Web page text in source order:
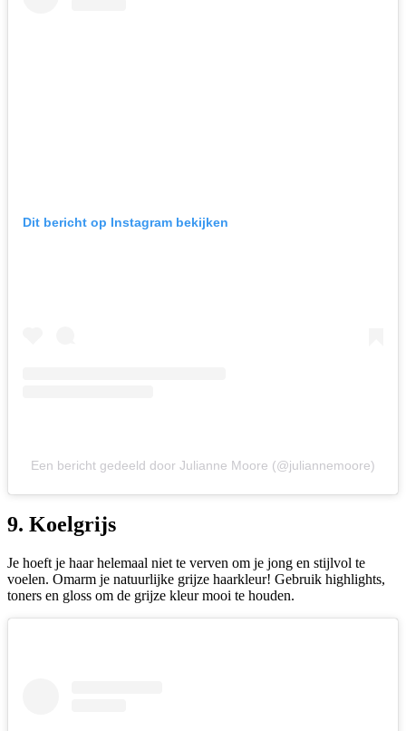
Dit bericht op Instagram bekijken
Een bericht gedeeld door Julianne Moore (@juliannemoore)
9. Koelgrijs
Je hoeft je haar helemaal niet te verven om je jong en stijlvol te
voelen. Omarm je natuurlijke grijze haarkleur! Gebruik highlights,
toners en gloss om de grijze kleur mooi te houden.